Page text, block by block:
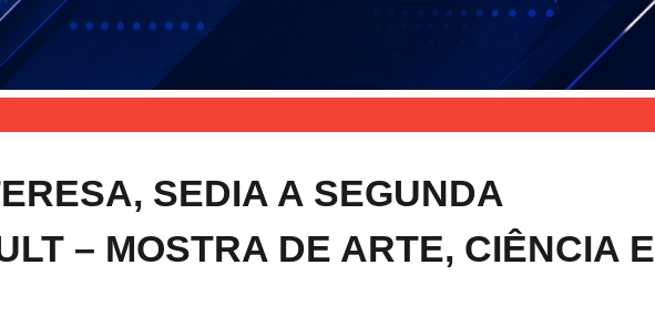
SEDIA A SEGUNDA
– MOSTRA DE ARTE, CIÊNCIA E